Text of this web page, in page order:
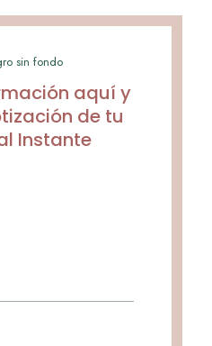
aquí y
de tu
Instante